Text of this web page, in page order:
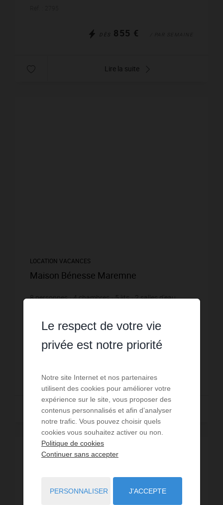
DÈS 855 €
Lire la suite
LOCATION VACANCES
Maison Bénesse Maremne
8personnes 4chambres 5lits 2salles d'eau
généreux et son atmosphère chaleureuse, offrant
une véritable sensation d'espace et de confort. La
villa vous propose en intérieur : - Un double sé...
Réf. : C076
DÈS 3 660 €
Lire la suite
Le respect de votre vie
privée est notre priorité
Notre site Internet et nos partenaires
utilisent des cookies pour améliorer votre
expérience sur le site, vous proposer des
contenus personnalisés et afin d’analyser
notre trafic. Vous pouvez choisir quels
cookies vous souhaitez activer ou non.
Politique de cookies
Continuer sans accepter
PERSONNALISER J'ACCEPTE